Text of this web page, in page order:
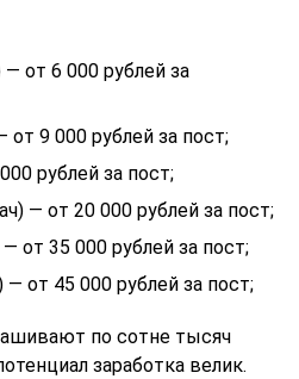
от 6 000 рублей за
от 9 000 рублей за пост;
рублей за пост;
— от 20 000 рублей за пост;
от 35 000 рублей за пост;
— от 45 000 рублей за пост;
по сотне тысяч
заработка велик.